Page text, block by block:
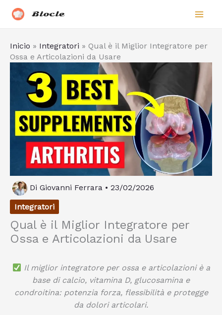
Biocle
Inicio » Integratori » Qual è il Miglior Integratore per
Ossa e Articolazioni da Usare
Di Giovanni Ferrara • 23/02/2026
Integratori
Qual è il Miglior Integratore per
Ossa e Articolazioni da Usare
Il miglior integratore per ossa e articolazioni è a
base di calcio, vitamina D, glucosamina e
condroitina: potenzia forza, flessibilità e protegge
da dolori articolari.